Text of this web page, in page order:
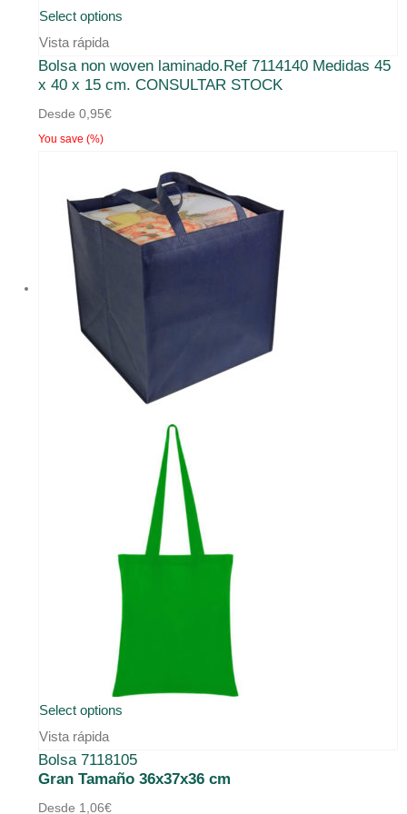
Select options
tiene
múltiples
opciones
se
pueden
producto
Vista rápida
Bolsa non woven laminado.Ref 7114140 Medidas 45
x 40 x 15 cm. CONSULTAR STOCK
Desde 0,95€
You save (%)
Select options
tiene
múltiples
Vista rápida
Bolsa 7118105
Gran Tamaño 36x37x36 cm
Desde 1,06€